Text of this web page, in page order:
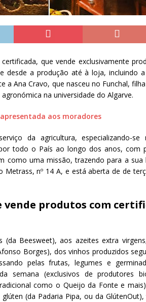
certificada, que vende exclusivamente
desde a produção até à loja, incluindo
a Ana Cravo, que nasceu no Funchal,
na universidade do Algarve.
aos moradores
da agricultura, especializando-
todo o País ao longo dos anos, com
como uma missão, trazendo para a
Metrass, nº 14 A, e está aberta de de
vende produtos com
Beesweet), aos azeites extra
Borges), dos vinhos produzidos
pelas frutas, legumes e
semana (exclusivos de produtores
como o Queijo da Fonte e
(da Padaria Pipa, ou da